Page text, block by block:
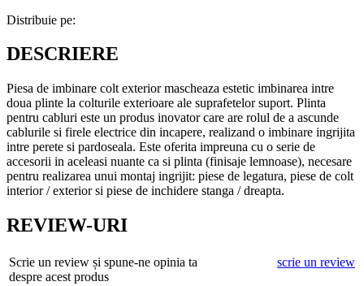
Distribuie pe:
DESCRIERE
Piesa de imbinare colt exterior mascheaza estetic imbinarea intre
doua plinte la colturile exterioare ale suprafetelor suport. Plinta
pentru cabluri este un produs inovator care are rolul de a ascunde
cablurile si firele electrice din incapere, realizand o imbinare ingrijita
intre perete si pardoseala. Este oferita impreuna cu o serie de
accesorii in aceleasi nuante ca si plinta (finisaje lemnoase), necesare
pentru realizarea unui montaj ingrijit: piese de legatura, piese de colt
interior / exterior si piese de inchidere stanga / dreapta.
REVIEW-URI
Scrie un review și spune-ne opinia ta
despre acest produs
scrie un review